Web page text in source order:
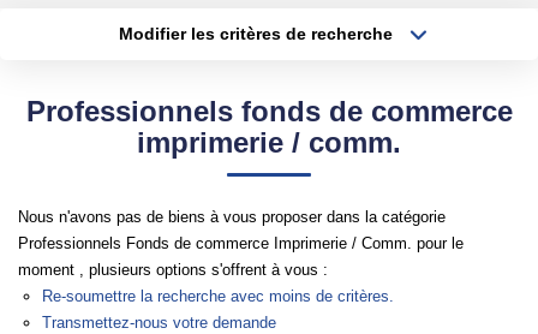
Location
COMMERCES ET BUREAUX
Location Locaux Professionnels
INVESTISSEURS
Modifier les critères de recherche
Sélectionnez...
Type de bien
Surface min
Créer une alerte
Professionnels fonds de commerce
imprimerie / comm.
Nous n'avons pas de biens à vous proposer dans la catégorie
Professionnels Fonds de commerce Imprimerie / Comm. pour le
moment , plusieurs options s'offrent à vous :
Re-soumettre la recherche avec moins de critères.
Transmettez-nous votre demande